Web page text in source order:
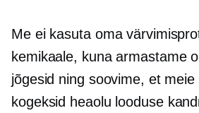
Me ei kasuta oma
kemikaale, kuna armastame
jõgesid ning soovime, et meie
kogeksid heaolu looduse